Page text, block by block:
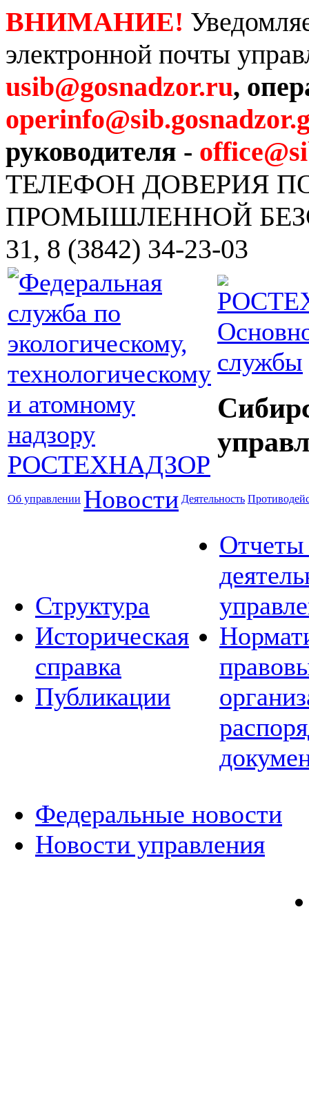
ВНИМАНИЕ!
электронной почты
usib@gosnadzor.ru,
руководителя -
ТЕЛЕФОН ДОВЕРИЯ
ПРОМЫШЛЕННОЙ
31, 8 (3842) 34-23-03
службы
Об управлении Новости Деятельность
Структура
Историческая
справка
Публикации
Отчеты
Федеральные новости
Новости управления